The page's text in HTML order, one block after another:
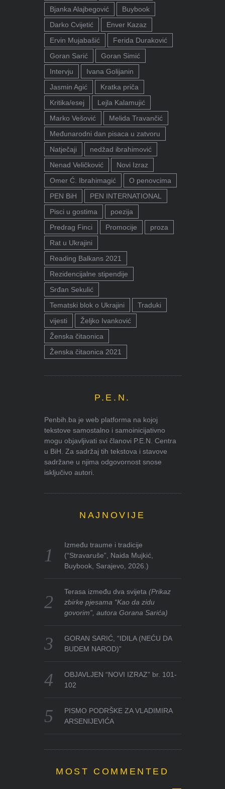
Bjanka Alajbegović
Buybook
Darko Cvijetić
Enver Kazaz
Ervin Mujabašić
Ferida Duraković
Goran Sarić
Goran Simić
Intervju
Ivana Golijanin
Jasmin Agić
Kratka priča
Kritika/esej
Lejla Kalamujić
Marko Vešović
Melida Travančić
Međunarodni dan pisaca u zatvoru
Natječaji
nedžad ibrahimović
Nenad Veličković
Novi Izraz
Omer Ć. Ibrahimagić
O penovcima
PEN BiH
PEN INTERNATIONAL
Pisci u gostima
poezija
Predrag Finci
Promocije
proza
Rat u Ukrajini
Reading Balkans 2021
Rezidencijalne stipendije
Srđan Sekulić
Tematski blok o Ukrajini
Traduki
vijesti
Željko Ivanković
Ženska čitaonica
Ženska čitaonica 2021
P.E.N.
Penbih.ba je web platforma na kojoj
tekstove samostalno i samoinicijativno
mogu objavljivati svi članovi P.E.N. Centra
u BiH. Za sadržaj tih tekstova i stavove
sadržane u njima odgovornost snose
isključivo autori.
NAJNOVIJE
Između traume i tradicije
(“Stravaruše”, Naida Mujkić,
Buybook, Sarajevo, 2026.)
Terasa između dva svijeta(Prikaz
zbirke pjesama “Kao da zidu
govorim”, autora Gorana Sarića)
GORAN SARIĆ, “IDILA (NEĆU DA
BUDEM NAROD)”
OBJAVLJEN “NOVI IZRAZ” br. 101-
102
PISMO PODRŠKE ZA VLADIMIRA
ARSENIJEVIĆA
MOST COMMENTED